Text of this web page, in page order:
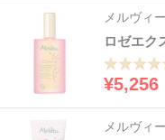
メルヴィ
ロゼエク
¥5,256
メルヴィ